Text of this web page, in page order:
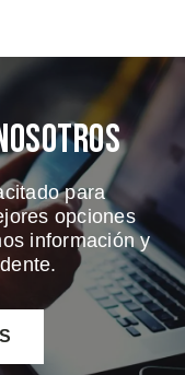
para
opciones
información y